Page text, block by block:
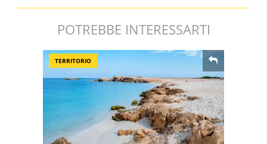
POTREBBE INTERESSARTI
TERRITORIO